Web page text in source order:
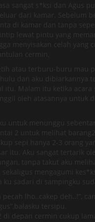
sangat s*ksi dan Agus
dari kamar. Sebelum
di kamar dan tanpa
lewat pintu yang
menyisakan celah yang
cermin,
atau terburu-buru mau
dan aku dibiarkannya
itu. Malam itu ketika acara
oleh atasannya untuk
untuk menunggu
2 untuk melihat
sepi hanya 2-3 orang
itu. Aku sangat tertarik
tanpa takut aku
sekaligus mengagumi
sadari di sampingku
pecah lho..cakep deh..!”,
tersipu.
depan cermin cukup